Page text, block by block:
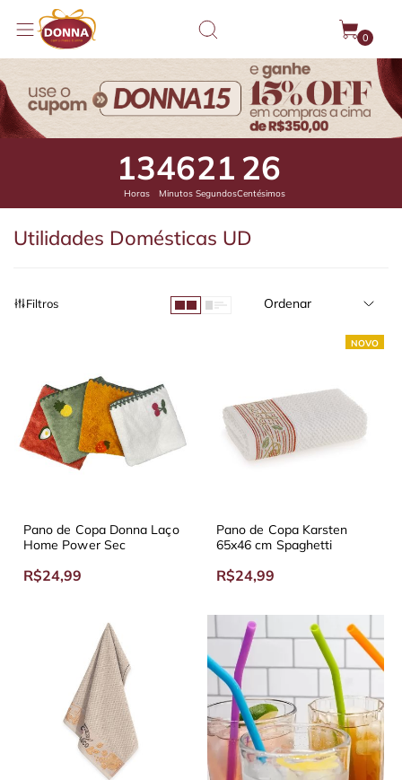
0
13
Horas
46
Minutos
20
Segundos
83
Centésimos
Utilidades Domésticas UD
Filtros Ordenar
Pano de Copa Donna Laço
Home Power Sec
R$24,99
NOVO
Pano de Copa Karsten
65x46 cm Spaghetti
R$24,99